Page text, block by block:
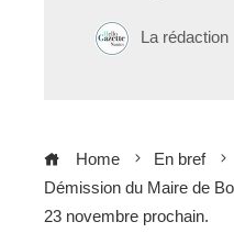
La rédaction
Home
En bref
Démission du Maire de
23 novembre prochain.